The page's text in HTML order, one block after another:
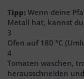
Tipp: Wenn deine
Metall hat, kannst
3
Ofen auf 180 °C
4
Tomaten waschen,
herausschneiden